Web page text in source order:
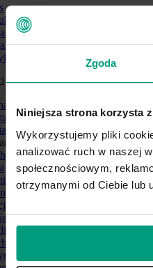
Zgoda
Niniejsza strona korzysta
Wykorzystujemy pliki
analizować ruch w naszej
społecznościowym,
otrzymanymi od Ciebie lub
prywatności